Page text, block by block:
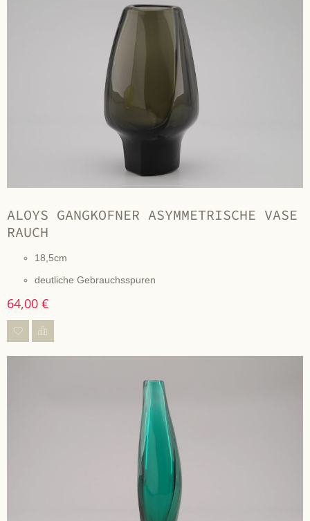
ALOYS GANGKOFNER ASYMMETRISCHE VASE
RAUCH
18,5cm
deutliche Gebrauchsspuren
64,00 €